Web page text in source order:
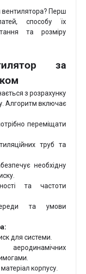
вентилятора? Перш
способу їх
та розміру
за
з розрахунку
Алгоритм включає
переміщати
труб та
необхідну
та частоти
та умови
для системи.
корпусу.